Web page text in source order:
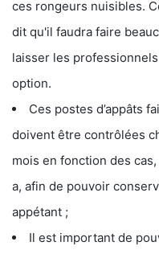
ces rongeurs nuisibles.
dit qu'il faudra faire
laisser les
option.
Ces postes d’appâts
doivent être contrôlées
mois en fonction des
a, afin de pouvoir
appétant ;
Il est important de